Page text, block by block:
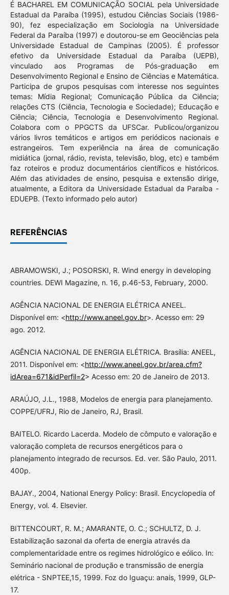
É BACHAREL EM COMUNICAÇÃO SOCIAL pela Universidade
Estadual da Paraíba (1995), estudou Ciências Sociais (1986-
90), fez especialização em Sociologia na Universidade
Federal da Paraíba (1997) e doutorou-se em Geociências pela
Universidade Estadual de Campinas (2005). É professor
efetivo da Universidade Estadual da Paraíba (UEPB),
vinculado aos Programas de Pós-graduação em
Desenvolvimento Regional e Ensino de Ciências e Matemática.
Participa de grupos pesquisas com interesse nos seguintes
temas: Mídia Regional; Comunicação Pública da Ciência;
relações CTS (Ciência, Tecnologia e Sociedade); Educação e
Ciência; Ciência, Tecnologia e Desenvolvimento Regional.
Colabora com o PPGCTS da UFSCar. Publicou/organizou
vários livros temáticos e artigos em periódicos nacionais e
estrangeiros. Tem experiência na área de comunicação
midiática (jornal, rádio, revista, televisão, blog, etc) e também
faz roteiros e produz documentários científicos e históricos.
Além das atividades de ensino, pesquisa e extensão dirige,
atualmente, a Editora da Universidade Estadual da Paraíba -
EDUEPB. (Texto informado pelo autor)
REFERÊNCIAS
ABRAMOWSKI, J.; POSORSKI, R. Wind energy in developing
countries. DEWI Magazine, n. 16, p.46-53, February, 2000.
AGÊNCIA NACIONAL DE ENERGIA ELÉTRICA ANEEL.
Disponível em: <http://www.aneel.gov.br>. Acesso em: 29
ago. 2012.
AGÊNCIA NACIONAL DE ENERGIA ELÉTRICA. Brasília: ANEEL,
2011. Disponível em: <http://www.aneel.gov.br/area.cfm?
idArea=671&idPerfil=2> Acesso em: 20 de Janeiro de 2013.
ARAÚJO, J.L., 1988, Modelos de energia para planejamento.
COPPE/UFRJ, Rio de Janeiro, RJ, Brasil.
BAITELO. Ricardo Lacerda. Modelo de cômputo e valoração e
valoração completa de recursos energéticos para o
planejamento integrado de recursos. Ed. ver. São Paulo, 2011.
400p.
BAJAY., 2004, National Energy Policy: Brasil. Encyclopedia of
Energy, vol. 4. Elsevier.
BITTENCOURT, R. M.; AMARANTE, O. C.; SCHULTZ, D. J.
Estabilização sazonal da oferta de energia através da
complementaridade entre os regimes hidrológico e eólico. In:
Seminário nacional de produção e transmissão de energia
elétrica - SNPTEE,15, 1999. Foz do Iguaçu: anais, 1999, GLP-
17.